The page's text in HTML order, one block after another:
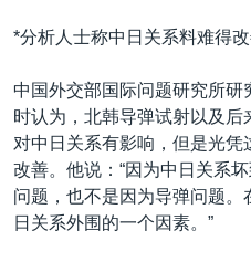
索
埃博拉疫情
美国之音专访
重要讲话与声明
台海两岸关系
关注我们
其他语言网站
*分析人士称中日关系料难得
中国外交部国际问题研究所
时认为，北韩导弹试射以及
对中日关系有影响，但是光
改善。他说：“因为中日关系
问题，也不是因为导弹问题
日关系外围的一个因素。”